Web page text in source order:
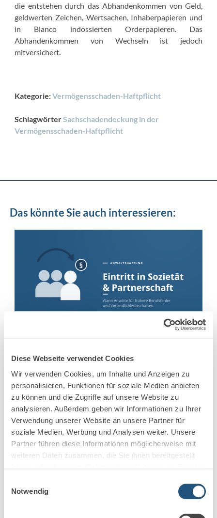
Diese Webseite verwendet Cookies
Wir verwenden Cookies, um Inhalte und Anzeigen zu
personalisieren, Funktionen für soziale Medien anbieten
zu können und die Zugriffe auf unsere Website zu
analysieren. Außerdem geben wir Informationen zu Ihrer
Verwendung unserer Website an unsere Partner für
soziale Medien, Werbung und Analysen weiter. Unsere
Partner führen diese Informationen möglicherweise mit
weiteren Daten zusammen, die Sie ihnen bereitgestellt
Notwendig
die entstehen durch das Abhandenkommen von Geld,
geldwerten Zeichen, Wertsachen, Inhaberpapieren und
in Blanco indossierten Orderpapieren. Das
Abhandenkommen von Wechseln ist jedoch
mitversichert.
Kategorie:Vermögensschaden-Haftpflicht
Schlagwörter Sachschadendeckung in der
Vermögensschaden-Haftpflicht
Das könnte Sie auch interessieren:
Anwaltshaftung bei Eintritt in
Sozietät & PartG – was gilt?
Haftung für frühere Berufsfehler und Schäden bei
Eintritt in eine Sozietät oder Partnerschaft Der
Eintritt in eine Sozietät oder
Partnerschaftsgesellschaft […]
Mehr erfahren